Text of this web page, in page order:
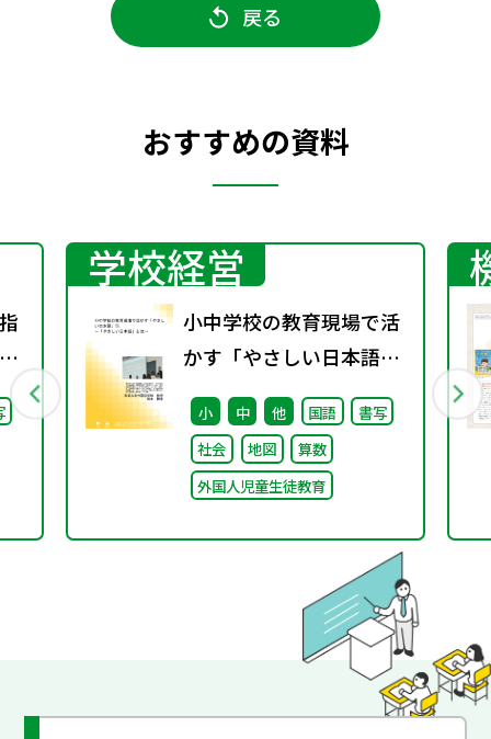
戻る
おすすめの資料
学校経営
小中学校の教育現場で活
かす「やさしい日本語」
① ～「やさしい日本語」
とは～
小 中 他 国語
書写
社会
地図
算数
外国人児童生徒教育